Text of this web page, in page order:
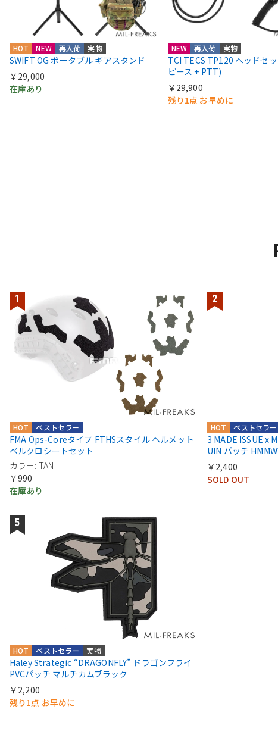
HOT NEW 再入荷 実物
SWIFT OG ポータブル ギアスタンド
￥29,000
在庫あり
NEW 再入荷 実物
TCI TECS TP120 ヘッドセ
ピース + PTT)
￥29,900
残り1点 お早めに
ベストセラー
HOT
FMA Ops-Coreタイプ FTHSスタイル ヘルメット
ベルクロシートセット
カラー: TAN
￥990
在庫あり
ベストセラー
HOT
3 MADE ISSUE x
UIN パッチ
￥2,400
SOLD OUT
実物
ベストセラー
HOT
Haley Strategic “DRAGONFLY” ドラゴンフライ
PVCパッチ マルチカムブラック
￥2,200
残り1点 お早めに